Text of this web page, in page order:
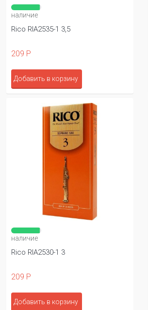
наличие
Rico RIA2530-1 3
209 Р
Добавить в корзину
наличие
Rico RIA2535-1 3,5
209 Р
Добавить в корзину